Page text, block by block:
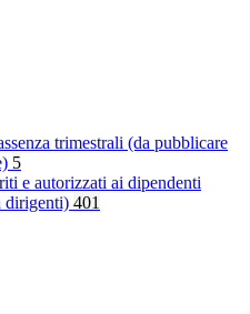
trimestrali (da pubblicare
5
e autorizzati ai dipendenti
dirigenti) 401